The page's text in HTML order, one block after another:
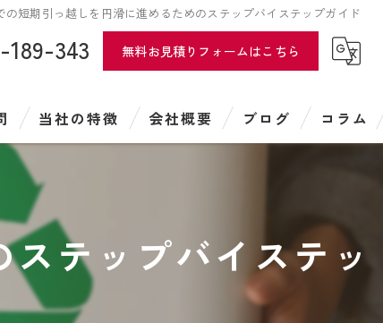
の短期引っ越しを円滑に進めるためのステップバイステップガイド
189-343 無料お見積りフォームはこちら
当社の特徴
遺品整理
特殊清掃
引越し
遺品供養
会社概要 ブログ コラム
テップバイステッ